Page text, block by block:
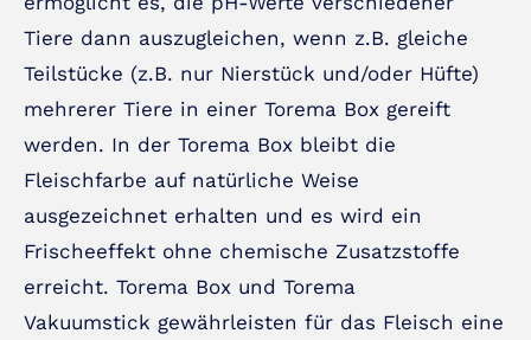
Tiere dann auszugleichen, wenn z.B. gleiche
Teilstücke (z.B. nur Nierstück und/oder Hüfte)
mehrerer Tiere in einer Torema Box gereift
werden. In der Torema Box bleibt die
Fleischfarbe auf natürliche Weise
ausgezeichnet erhalten und es wird ein
Frischeeffekt ohne chemische Zusatzstoffe
erreicht. Torema Box und Torema
Vakuumstick gewährleisten für das Fleisch eine